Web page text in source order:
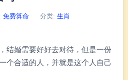
免费算命 分类: 生肖
结婚需要好好去对待，但是一份
个合适的人，并就是这个人自己